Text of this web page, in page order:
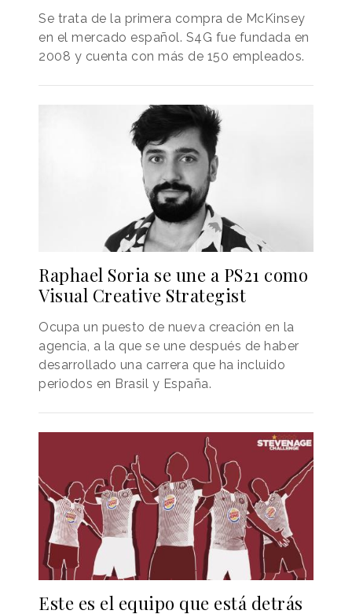
Se trata de la primera compra de McKinsey
en el mercado español. S4G fue fundada en
2008 y cuenta con más de 150 empleados.
Raphael Soria se une a PS21 como
Visual Creative Strategist
Ocupa un puesto de nueva creación en la
agencia, a la que se une después de haber
desarrollado una carrera que ha incluido
periodos en Brasil y España.
Este es el equipo que está detrás